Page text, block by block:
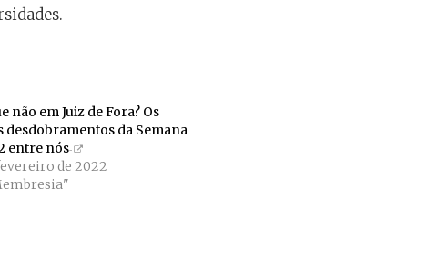
não em Juiz de Fora? Os
desdobramentos da Semana
entre nós
de 2022